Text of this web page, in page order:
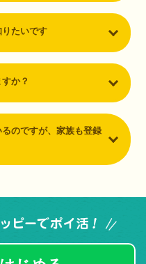
たいです
か？
のですが、家族も登録